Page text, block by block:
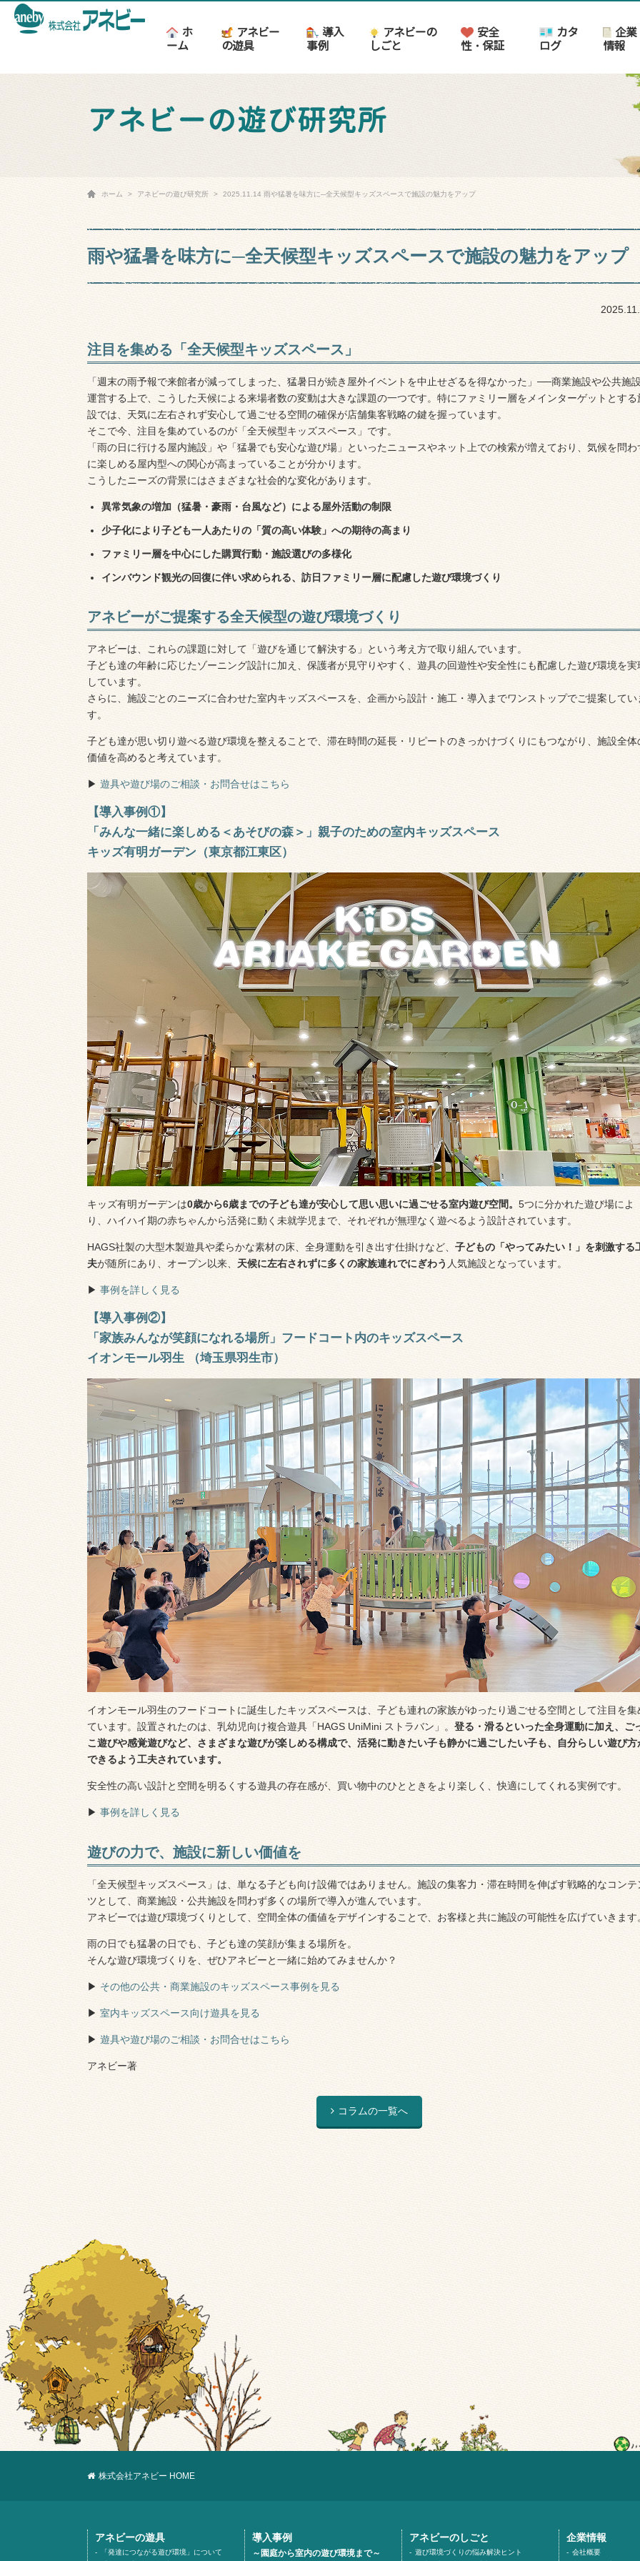
ホ
ーム
アネビー
の遊具
導入
事例
アネビーの
しごと
安全
性・保証
カタ
ログ
企業
情報
アネビーの遊び研究所
ホーム アネビーの遊び研究所 2025.11.14 雨や猛暑を味方に─全天候型キッズスペースで施設の魅力をアップ
雨や猛暑を味方に─全天候型キッズスペースで施設の魅力をアップ
注目を集める「全天候型キッズスペース」
「週末の雨予報で来館者が減ってしまった、猛暑日が続き屋外イベントを中止せざるを得なかった」──商業施設や公共施
運営する上で、こうした天候による来場者数の変動は大きな課題の一つです。特にファミリー層をメインターゲットとする
設では、天気に左右されず安心して過ごせる空間の確保が店舗集客戦略の鍵を握っています。
そこで今、注目を集めているのが「全天候型キッズスペース」です。
「雨の日に行ける屋内施設」や「猛暑でも安心な遊び場」といったニュースやネット上での検索が増えており、気候を問わ
に楽しめる屋内型への関心が高まっていることが分かります。
こうしたニーズの背景にはさまざまな社会的な変化があります。
異常気象の増加（猛暑・豪雨・台風など）による屋外活動の制限
少子化により子ども一人あたりの「質の高い体験」への期待の高まり
ファミリー層を中心にした購買行動・施設選びの多様化
インバウンド観光の回復に伴い求められる、訪日ファミリー層に配慮した遊び環境づくり
アネビーがご提案する全天候型の遊び環境づくり
アネビーは、これらの課題に対して「遊びを通じて解決する」という考え方で取り組んでいます。
子ども達の年齢に応じたゾーニング設計に加え、保護者が見守りやすく、遊具の回遊性や安全性にも配慮した遊び環境を実
しています。
さらに、施設ごとのニーズに合わせた室内キッズスペースを、企画から設計・施工・導入までワンストップでご提案してい
す。
子ども達が思い切り遊べる遊び環境を整えることで、滞在時間の延長・リピートのきっかけづくりにもつながり、施設全体
価値を高めると考えています。
▶︎ 遊具や遊び場のご相談・お問合せはこちら
【導入事例①】
「みんな一緒に楽しめる＜あそびの森＞」親子のための室内キッズスペース
キッズ有明ガーデン（東京都江東区）
キッズ有明ガーデンは0歳から6歳までの子ども達が安心して思い思いに過ごせる室内遊び空間。 5つに分かれた遊び場によ
り、ハイハイ期の赤ちゃんから活発に動く未就学児まで、それぞれが無理なく遊べるよう設計されています。
HAGS社製の大型木製遊具や柔らかな素材の床、全身運動を引き出す仕掛けなど、 子どもの「やってみたい！」を刺激する
夫が随所にあり、オープン以来、 天候に左右されずに多くの家族連れでにぎわう 人気施設となっています。
▶︎ 事例を詳しく見る
【導入事例②】
「家族みんなが笑顔になれる場所」フードコート内のキッズスペース
イオンモール羽生 （埼玉県羽生市）
イオンモール羽生のフードコートに誕生したキッズスペースは、子ども連れの家族がゆったり過ごせる空間として注目を集
ています。設置されたのは、乳幼児向け複合遊具「HAGS UniMini ストラバン」。 登る・滑るといった全身運動に加え、ご
こ遊びや感覚遊びなど、さまざまな遊びが楽しめる構成で、活発に動きたい子も静かに過ごしたい子も、自分らしい遊び方
できるよう工夫されています。
安全性の高い設計と空間を明るくする遊具の存在感が、買い物中のひとときをより楽しく、快適にしてくれる実例です。
▶︎ 事例を詳しく見る
遊びの力で、施設に新しい価値を
「全天候型キッズスペース」は、単なる子ども向け設備ではありません。施設の集客力・滞在時間を伸ばす戦略的なコンテ
ツとして、商業施設・公共施設を問わず多くの場所で導入が進んでいます。
アネビーでは遊び環境づくりとして、空間全体の価値をデザインすることで、お客様と共に施設の可能性を広げていきます
雨の日でも猛暑の日でも、子ども達の笑顔が集まる場所を。
そんな遊び環境づくりを、ぜひアネビーと一緒に始めてみませんか？
▶︎ その他の公共・商業施設のキッズスペース事例を見る
▶︎ 室内キッズスペース向け遊具を見る
▶︎ 遊具や遊び場のご相談・お問合せはこちら
アネビー著
コラムの一覧へ
株式会社アネビー HOME
アネビーの遊具
「発達につながる遊び環境」について
導入事例
～園庭から室内の遊び環境まで～
アネビーのしごと
遊び環境づくりの悩み解決ヒント
企業情報
会社概要